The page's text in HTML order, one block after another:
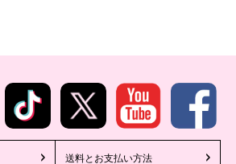
送料とお支払い方法